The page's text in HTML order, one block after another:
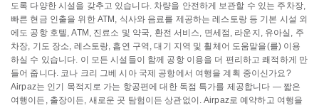
도록 다양한 시설을 갖추고 있습니다. 차량을 안전하게 보관할 수 있는 주차장,
빠른 현금 인출을 위한 ATM, 식사와 음료를 제공하는 레스토랑 등 기본 시설 외
에도 공항 호텔, ATM, 진료소 및 약국, 환전 서비스, 면세점, 라운지, 유아실, 주
차장, 기도 장소, 레스토랑, 흡연 구역, 대기 지역 및 휠체어 도움말을(를) 이용
하실 수 있습니다. 이 모든 시설들이 함께 공항 이용을 더 편리하고 쾌적하게 만
들어 줍니다. 코나 크리 그베 시아 국제 공항에서 여행을 계획 중이신가요?
Airpaz는 인기 목적지로 가는 항공편에 대한 독점 특가를 제공합니다 — 짧은
여행이든, 출장이든, 새로운 곳 탐험이든 상관없이. Airpaz로 예약하고 여행을